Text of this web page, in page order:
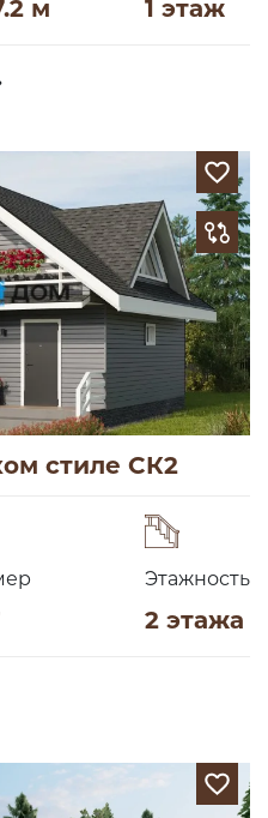
м 1 этаж
стиле СК2
Этажность
2 этажа